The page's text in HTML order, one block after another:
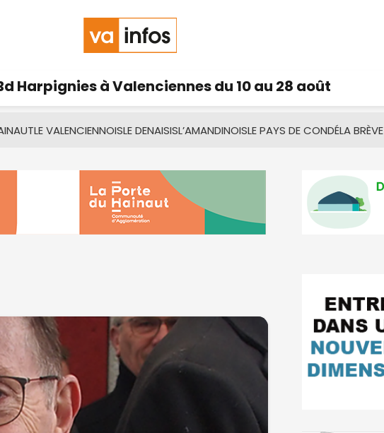
Harpignies à Valenciennes du 10 au 28 août
LE VALENCIENNOISLE DENAISISL’AMANDINOISLE PAYS DE CONDÉLA BRÈVE